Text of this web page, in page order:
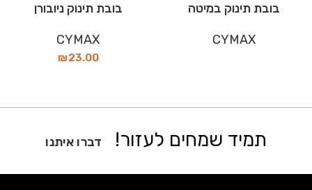
בובת תינוק במיטה
CYMAX
בובת תינוק ניובורן
CYMAX
₪23.00
תמיד שמחים לעזור! דברו איתנו